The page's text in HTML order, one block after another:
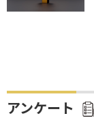
アンケート